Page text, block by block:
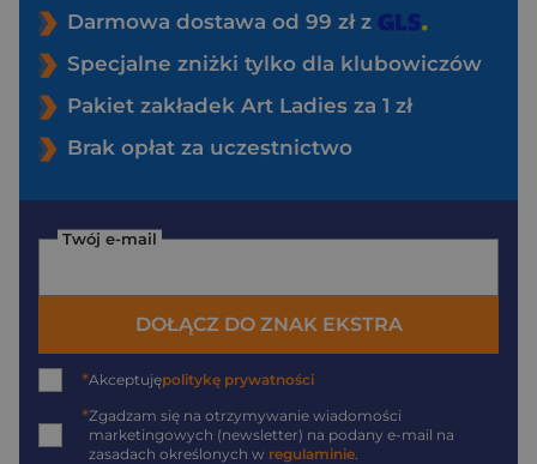
Darmowa dostawa od 99 zł z
Specjalne zniżki tylko dla klubowiczów
Pakiet zakładek Art Ladies za 1 zł
Brak opłat za uczestnictwo
Twój e-mail
DOŁĄCZ DO ZNAK EKSTRA
*Akceptujępolitykę prywatności
*Zgadzam się na otrzymywanie wiadomości
marketingowych (newsletter) na podany e-mail na
zasadach określonych w regulaminie.